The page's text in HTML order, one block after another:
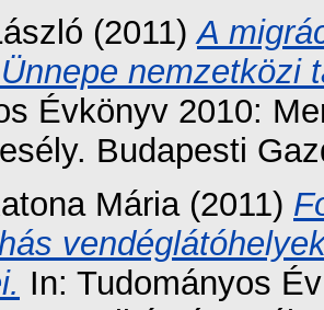
(2011)A
nemzetközi
Évkönyv 2010:
Budapesti
Mária(2011)
In: Tudományos